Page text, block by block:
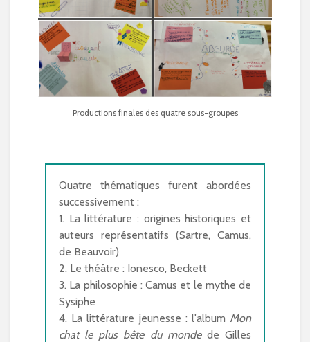
Productions finales des quatre sous-groupes
Quatre thématiques furent abordées
successivement :
1. La littérature : origines historiques et
auteurs représentatifs (Sartre, Camus,
de Beauvoir)
2. Le théâtre : Ionesco, Beckett
3. La philosophie : Camus et le mythe de
Sysiphe
4. La littérature jeunesse : l'album Mon
chat le plus bête du mondede Gilles